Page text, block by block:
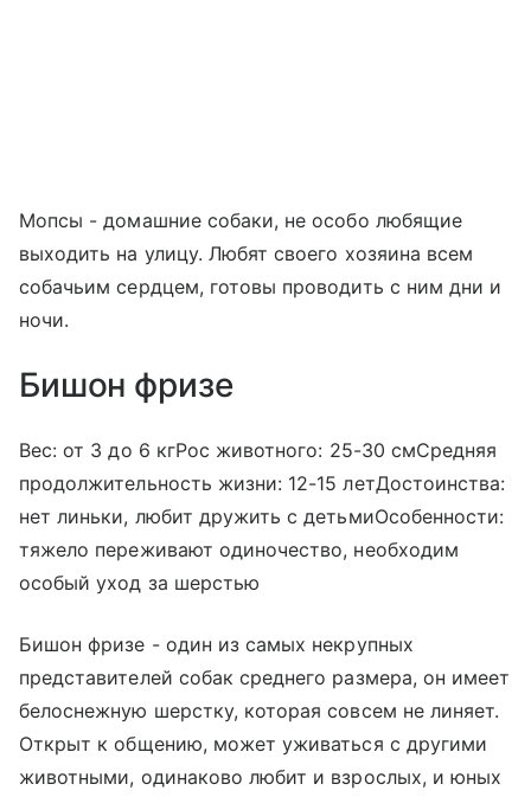
Мопсы - домашние собаки, не особо любящие
выходить на улицу. Любят своего хозяина всем
собачьим сердцем, готовы проводить с ним дни и
ночи.
Бишон фризе
Вес: от 3 до 6 кгРос животного: 25-30 смСредняя
продолжительность жизни: 12-15 летДостоинства:
нет линьки, любит дружить с детьмиОсобенности:
тяжело переживают одиночество, необходим
особый уход за шерстью
Бишон фризе - один из самых некрупных
представителей собак среднего размера, он имеет
белоснежную шерстку, которая совсем не линяет.
Открыт к общению, может уживаться с другими
животными, одинаково любит и взрослых, и юных